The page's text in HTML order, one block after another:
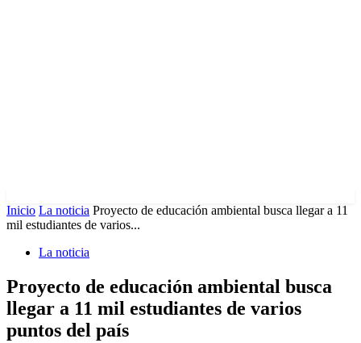
Inicio La noticia Proyecto de educación ambiental busca llegar a 11
mil estudiantes de varios...
La noticia
Proyecto de educación ambiental busca
llegar a 11 mil estudiantes de varios
puntos del país